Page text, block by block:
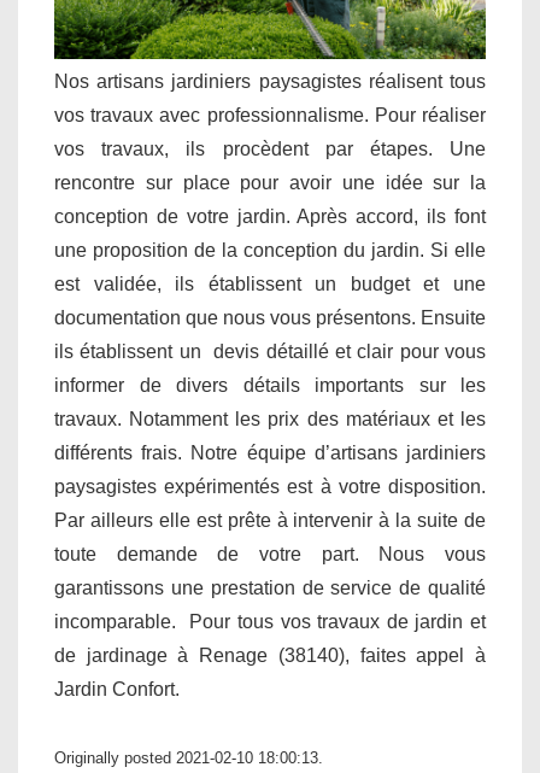
Nos artisans jardiniers paysagistes réalisent tous
vos travaux avec professionnalisme. Pour réaliser
vos travaux, ils procèdent par étapes. Une
rencontre sur place pour avoir une idée sur la
conception de votre jardin. Après accord, ils font
une proposition de la conception du jardin. Si elle
est validée, ils établissent un budget et une
documentation que nous vous présentons. Ensuite
ils établissent un devis détaillé et clair pour vous
informer de divers détails importants sur les
travaux. Notamment les prix des matériaux et les
différents frais. Notre équipe d’artisans jardiniers
paysagistes expérimentés est à votre disposition.
Par ailleurs elle est prête à intervenir à la suite de
toute demande de votre part. Nous vous
garantissons une prestation de service de qualité
incomparable. Pour tous vos travaux de jardin et
de jardinage à Renage (38140), faites appel à
Jardin Confort.
Originally posted 2021-02-10 18:00:13.